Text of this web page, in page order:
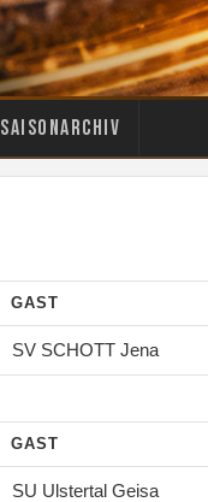
Saisonarchiv
GAST
SV SCHOTT Jena
GAST
SU Ulstertal Geisa